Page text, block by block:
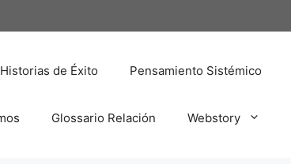
Historias de Éxito Pensamiento Sistémico
Glossario Relación Webstory